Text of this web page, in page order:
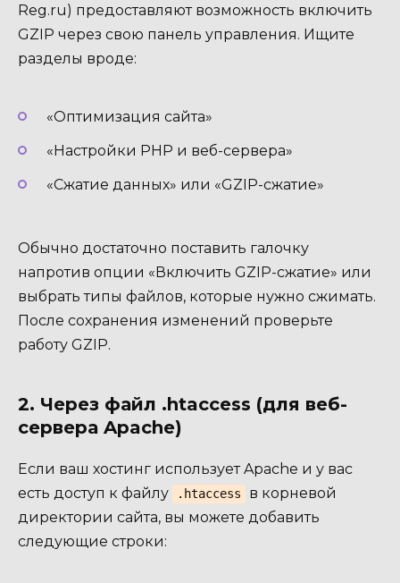
Reg.ru) предоставляют возможность включить
GZIP через свою панель управления. Ищите
разделы вроде:
«Оптимизация сайта»
«Настройки PHP и веб-сервера»
«Сжатие данных» или «GZIP-сжатие»
Обычно достаточно поставить галочку
напротив опции «Включить GZIP-сжатие» или
выбрать типы файлов, которые нужно сжимать.
После сохранения изменений проверьте
работу GZIP.
2. Через файл .htaccess (для веб-
сервера Apache)
Если ваш хостинг использует Apache и у вас
есть доступ к файлу
.htaccess
в корневой
директории сайта, вы можете добавить
следующие строки: